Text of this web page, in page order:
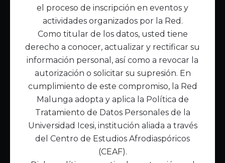
Enlaces de interés
Publicaciones
Noticias
Contáctanos
Política de Tratamiento de Datos
el proceso de inscripción en eventos y
actividades organizados por la Red.
Como titular de los datos, usted tiene
derecho a conocer, actualizar y rectificar su
información personal, así como a revocar la
autorización o solicitar su supresión. En
cumplimiento de este compromiso, la Red
Malunga adopta y aplica la Política de
Tratamiento de Datos Personales de la
Universidad Icesi, institución aliada a través
del Centro de Estudios Afrodiaspóricos
(CEAF).